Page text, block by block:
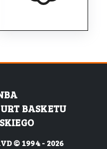
BASKETU
© 1994 - 2026